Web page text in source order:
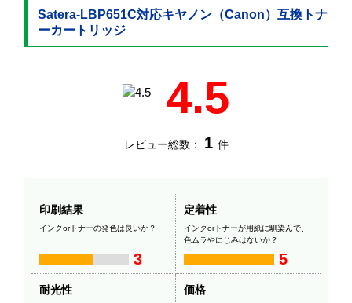
Satera-LBP651C対応キヤノン（Canon）互換トナ
ーカートリッジ
4.5
レビュー総数： 1 件
印刷結果
インクorトナーの発色は良いか？
3
定着性
インクorトナーが用紙に馴染んで、
色ムラやにじみはないか？
5
耐光性 価格